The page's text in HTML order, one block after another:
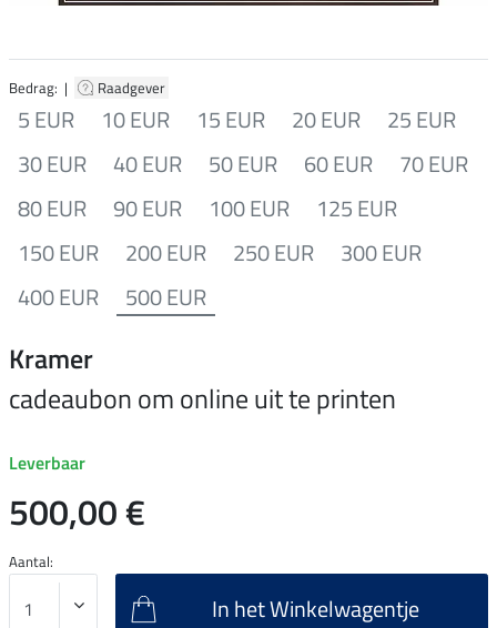
Bedrag: | Raadgever
5 EUR 10 EUR 15 EUR 20 EUR
25 EUR
30 EUR
40 EUR 50 EUR 60 EUR
70 EUR
80 EUR
90 EUR 100 EUR
125 EUR
150 EUR
200 EUR 250 EUR
300 EUR
400 EUR
500 EUR
Kramer
cadeaubon om online uit te printen
Leverbaar
500,00 €
Aantal:
In het Winkelwagentje